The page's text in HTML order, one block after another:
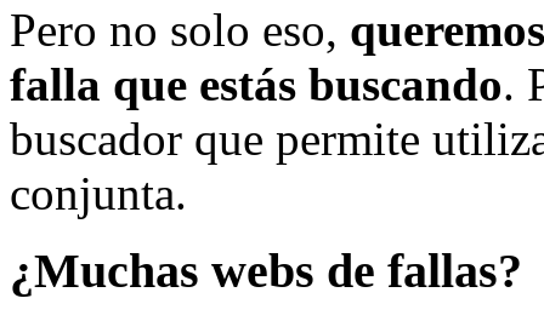
Pero no solo eso,
falla que estás buscando.
buscador que permite
conjunta.
¿Muchas webs de fallas?